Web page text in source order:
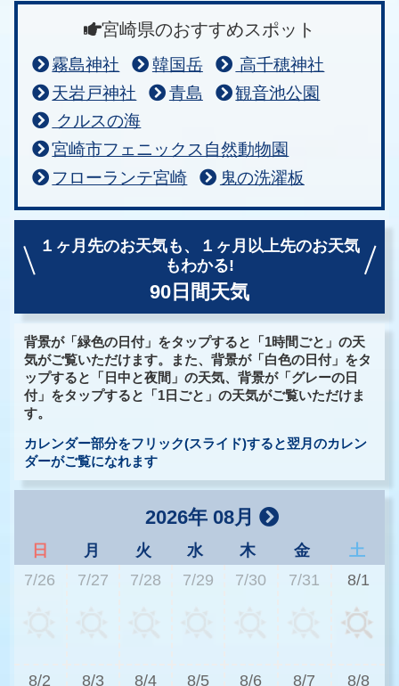
宮崎県のおすすめスポット
霧島神社 韓国岳
高千穂神社
天岩戸神社
青島
観音池公園
クルスの海
宮崎市フェニックス自然動物園
フローランテ宮崎
鬼の洗濯板
１ヶ月先のお天気も、
１ヶ月以上先のお天気
もわかる!
90日間天気
背景が「緑色の日付」をタップすると「1時間ごと」の天
気がご覧いただけます。また、背景が「白色の日付」をタ
ップすると「日中と夜間」の天気、背景が「グレーの日
付」をタップすると「1日ごと」の天気がご覧いただけま
す。
カレンダー部分をフリック(スライド)すると翌月のカレン
ダーがご覧になれます
2026年 08月
日 月 火 水 木 金
土
7/26
7/27 7/28 7/29 7/30 7/31 8/1
8/2 8/3 8/4 8/5 8/6 8/7 8/8